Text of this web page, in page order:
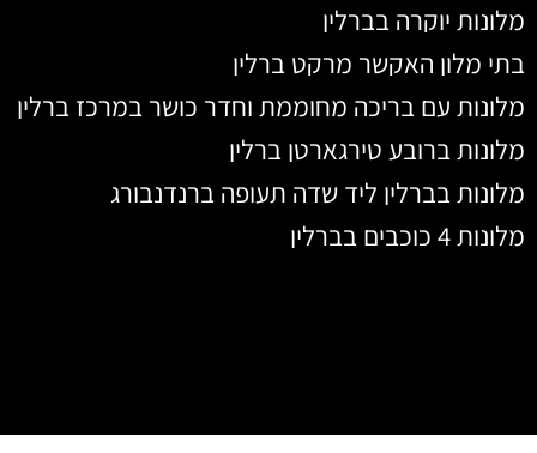
מלונות יוקרה בברלין
בתי מלון האקשר מרקט ברלין
מלונות עם בריכה מחוממת וחדר כושר במרכז ברלין
מלונות ברובע טירגארטן ברלין
מלונות בברלין ליד שדה תעופה ברנדנבורג
מלונות 4 כוכבים בברלין